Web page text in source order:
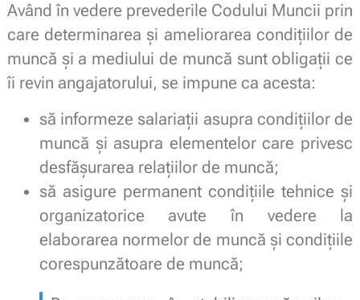
Având în vedere prevederile Codului Muncii prin
care determinarea şi ameliorarea condiţiilor de
muncă şi a mediului de muncă sunt obligații ce
îi revin angajatorului, se impune ca acesta:
să informeze salariaţii asupra condiţiilor de
muncă şi asupra elementelor care privesc
desfăşurarea relaţiilor de muncă;
să asigure permanent condiţiile tehnice şi
organizatorice avute în vedere la
elaborarea normelor de muncă şi condiţiile
corespunzătoare de muncă;